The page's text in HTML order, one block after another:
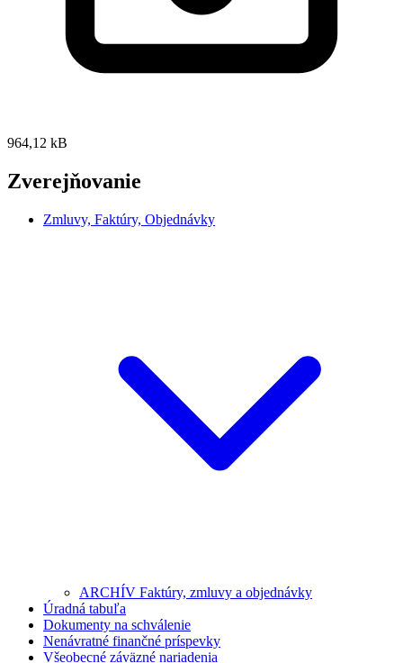
964,12 kB
Zverejňovanie
Zmluvy, Faktúry, Objednávky
ARCHÍV Faktúry, zmluvy a objednávky
Úradná tabuľa
Dokumenty na schválenie
Nenávratné finančné príspevky
Všeobecné záväzné nariadenia